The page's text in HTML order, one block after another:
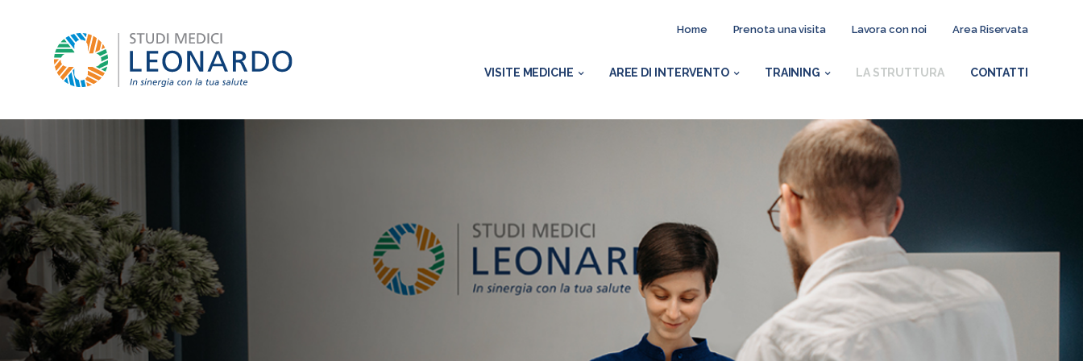
Home Prenota una visita Lavora con noi Area Riservata
VISITE MEDICHE AREE DI INTERVENTO TRAINING LA STRUTTURA CONTATTI